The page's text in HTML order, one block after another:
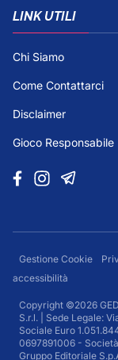
LINK UTILI
Chi Siamo
Come Contattarci
Disclaimer
Gioco Responsabile
Gestione Cookie
accessibilità
Copyright ©2026
S.r.l. | Sede Legale:
Sociale Euro
0697891006 -
Gruppo Editoriale